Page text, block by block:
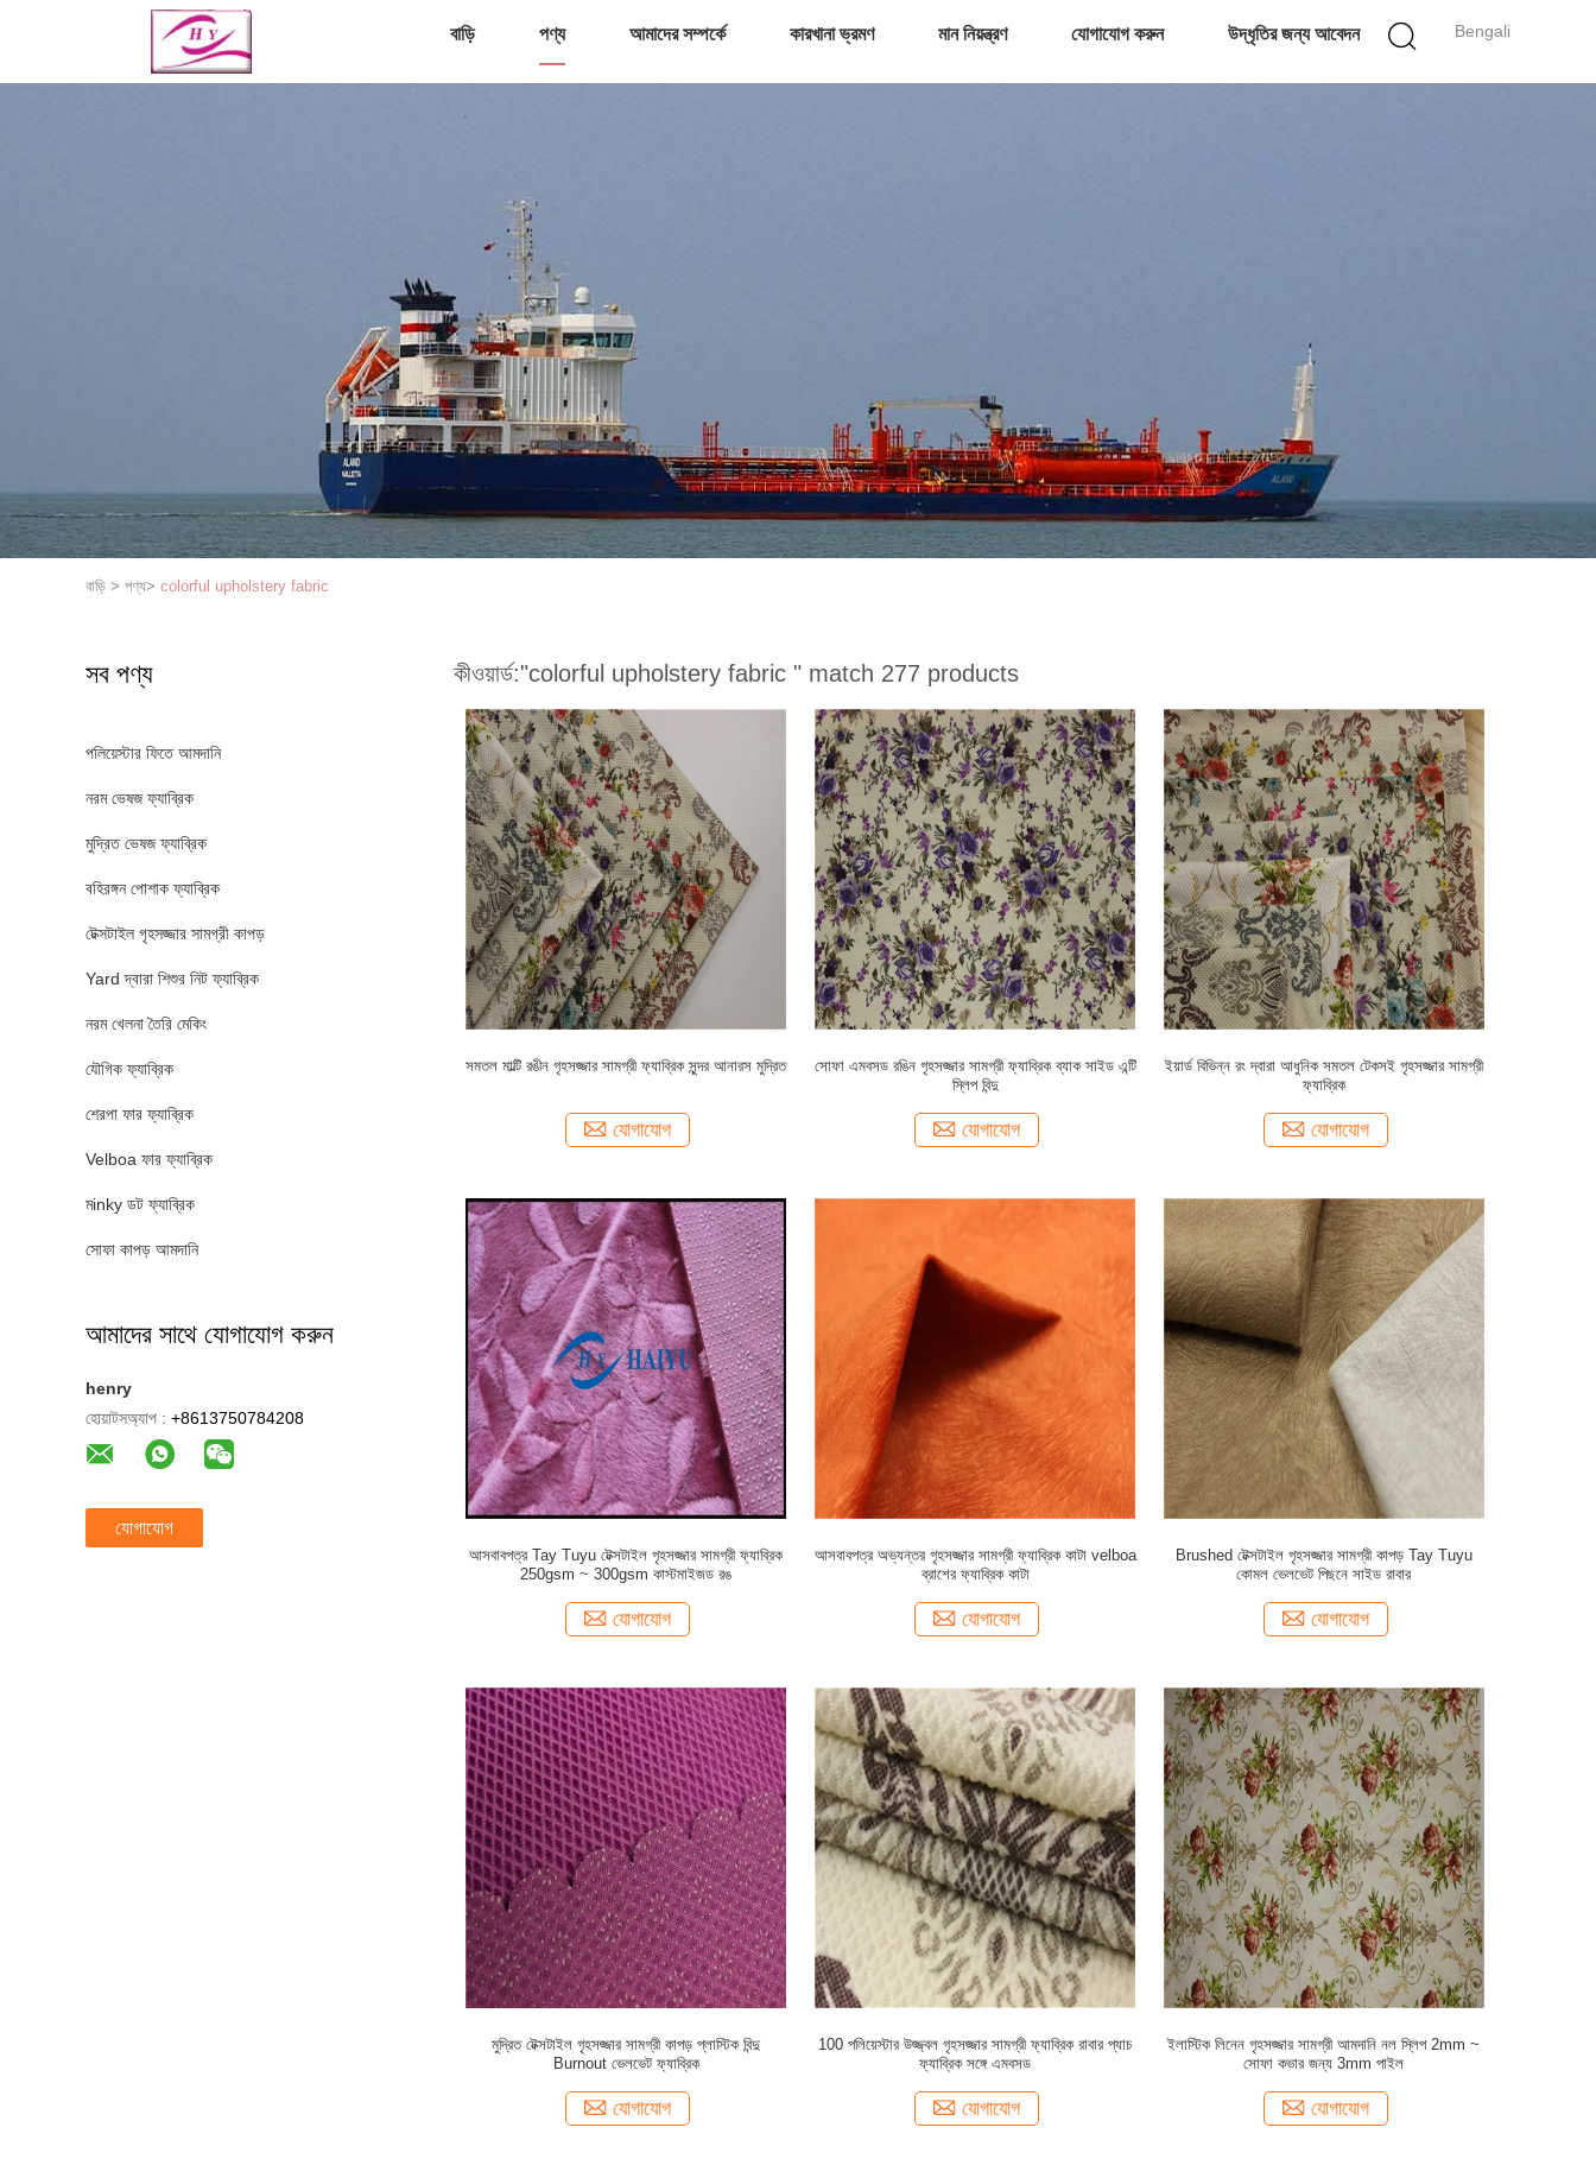
Bengali
বাড়ি পণ্য আমাদের সম্পর্কে কারখানা ভ্রমণ মান নিয়ন্ত্রণ যোগাযোগ করুন উদ্ধৃতির জন্য আবেদন
বাড়ি > পণ্য> colorful upholstery fabric
সব পণ্য
পলিয়েস্টার ফিতে আমদানি
নরম ভেষজ ফ্যাব্রিক
মুদ্রিত ভেষজ ফ্যাব্রিক
বহিরঙ্গন পোশাক ফ্যাব্রিক
টেক্সটাইল গৃহসজ্জার সামগ্রী কাপড়
Yard দ্বারা শিশুর নিট ফ্যাব্রিক
নরম খেলনা তৈরি মেকিং
যৌগিক ফ্যাব্রিক
শেরপা ফার ফ্যাব্রিক
Velboa ফার ফ্যাব্রিক
মinky ডট ফ্যাব্রিক
সোফা কাপড় আমদানি
আমাদের সাথে যোগাযোগ করুন
henry
হোয়াটসঅ্যাপ : +8613750784208
যোগাযোগ
কীওয়ার্ড:"colorful upholstery fabric " match 277 products
সমতল মাল্টি রঙীন গৃহসজ্জার সামগ্রী ফ্যাব্রিক সুন্দর আনারস মুদ্রিত
যোগাযোগ
সোফা এমবসড রঙিন গৃহসজ্জার সামগ্রী ফ্যাব্রিক ব্যাক সাইড এন্টি
স্লিপ বিন্দু
যোগাযোগ
ইয়ার্ড বিভিন্ন রং দ্বারা আধুনিক সমতল টেকসই গৃহসজ্জার সামগ্রী
ফ্যাব্রিক
যোগাযোগ
আসবাবপত্র Tay Tuyu টেক্সটাইল গৃহসজ্জার সামগ্রী ফ্যাব্রিক
250gsm ~ 300gsm কাস্টমাইজড রঙ
যোগাযোগ
আসবাবপত্র অভ্যন্তর গৃহসজ্জার সামগ্রী ফ্যাব্রিক কাটা velboa
ব্রাশের ফ্যাব্রিক কাটা
যোগাযোগ
Brushed টেক্সটাইল গৃহসজ্জার সামগ্রী কাপড় Tay Tuyu
কোমল ভেলভেট পিছনে সাইড রাবার
যোগাযোগ
মুদ্রিত টেক্সটাইল গৃহসজ্জার সামগ্রী কাপড় প্লাস্টিক বিন্দু
Burnout ভেলভেট ফ্যাব্রিক
যোগাযোগ
100 পলিয়েস্টার উজ্জ্বল গৃহসজ্জার সামগ্রী ফ্যাব্রিক রাবার প্যাচ
ফ্যাব্রিক সঙ্গে এমবসড
যোগাযোগ
ইলাস্টিক লিনেন গৃহসজ্জার সামগ্রী আমদানি নল স্লিপ 2mm ~
সোফা কভার জন্য 3mm পাইল
যোগাযোগ